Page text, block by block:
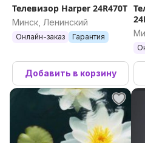
Телевизор Harper 24R470T
Минск, Ленинский
Онлайн-заказ Гарантия
Добавить в корзину